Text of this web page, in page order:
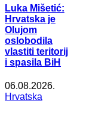
Luka Mišetić:
Hrvatska je
Olujom
oslobodila
vlastiti teritorij
i spasila BiH
06.08.2026.
Hrvatska